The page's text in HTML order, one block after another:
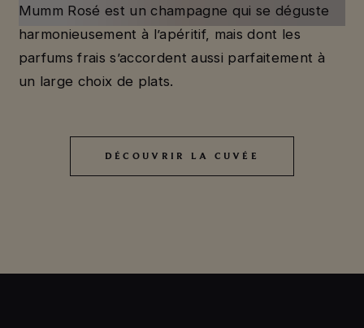
Mumm Rosé est un champagne qui se déguste
harmonieusement à l’apéritif, mais dont les
parfums frais s’accordent aussi parfaitement à
un large choix de plats.
DÉCOUVRIR LA CUVÉE
DÉCOUVRIR LA CUVÉE